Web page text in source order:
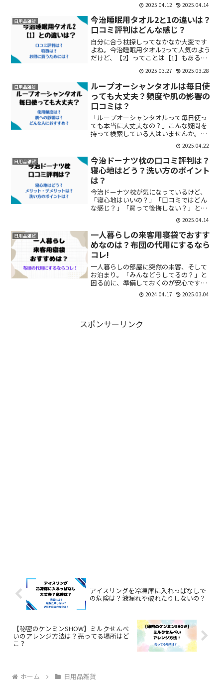
にする枕」の魅力や注意点を詳しく解説
しています。フィット感・リラックス
感・睡眠の質の変化など、買...
2025.04.12 2025.04.14
日用品雑貨
今治睡眠用タオル2と1の違いは？
口コミ評判はどんな感じ？
自分に合う枕探しってなかなか大変です
よね。今治睡眠用タオル2って人気のよう
だけど、【2】ってことは【1】もある
何？口コミ評判はどうなの？と、情報を
探している人がいるかもしれません。今
治睡眠用タオルは取り...
2025.03.27 2025.03.28
日用品雑貨
ループオーシャンタオルは毎日使
っても大丈夫？頻度や肌の影響の
口コミは？
「ループオーシャンタオルって毎日使っ
ても本当に大丈夫なの？」こんな疑問を
持って検索している人はいませんか。公
式ページでは、毎日使用可ボディソープ
や石けんを泡立てて優しくなでて使用の
ことと記載があります。そうはいっても
場所によっては違うのでは...
2025.04.22
日用品雑貨
今治ドーナツ枕の口コミ評判は？
寝心地はどう？洗い方のポイント
は？
今治ドーナツ枕が気になっているけど、
「寝心地はいいの？」「口コミではどん
な感じ？」「買って後悔しない？」と考
えている人がいるかもしれません。口コ
ミでは、寝心地がいい肌触りが気持ちい
い頭が覆われてリラックスでき快適に眠
れるすっぽり包まれて安眠...
2025.04.14
日用品雑貨
一人暮らしの来客用寝袋でおすす
めなのは？布団の代用にするなら
コレ!
一人暮らしの部屋に突然の来客、そして
お泊まり。「みんなどうしてるの？」と
困る前に、準備しておくのが安心です。
一人暮らしの際に布団の代用になる寝袋
のおすすめは、ねぶくろんAIFLYCY寝袋封
2024.04.17 2025.03.04
スポンサーリンク
アイスリングを冷凍庫に入れっぱなしで
の危険は？液漏れや破れたりしないの？
【秘密のケンミンSHOW】ミルクせんべ
いのアレンジ方法は？売ってる場所はど
こ？
ホーム 日用品雑貨